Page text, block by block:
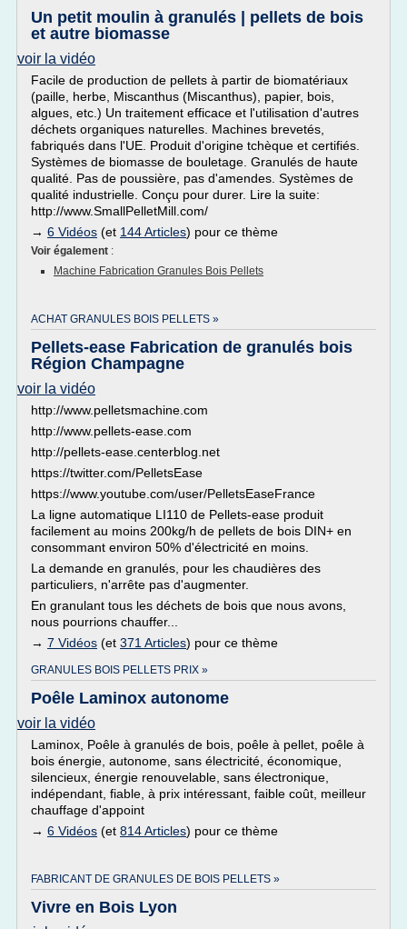
Un petit moulin à granulés | pellets de bois
et autre biomasse
voir la vidéo
Facile de production de pellets à partir de biomatériaux
(paille, herbe, Miscanthus (Miscanthus), papier, bois,
algues, etc.) Un traitement efficace et l'utilisation d'autres
déchets organiques naturelles. Machines brevetés,
fabriqués dans l'UE. Produit d'origine tchèque et certifiés.
Systèmes de biomasse de bouletage. Granulés de haute
qualité. Pas de poussière, pas d'amendes. Systèmes de
qualité industrielle. Conçu pour durer. Lire la suite:
http://www.SmallPelletMill.com/
→ 6 Vidéos (et 144 Articles) pour ce thème
Voir également :
Machine Fabrication Granules Bois Pellets
ACHAT GRANULES BOIS PELLETS »
Pellets-ease Fabrication de granulés bois
Région Champagne
voir la vidéo
http://www.pelletsmachine.com
http://www.pellets-ease.com
http://pellets-ease.centerblog.net
https://twitter.com/PelletsEase
https://www.youtube.com/user/PelletsEaseFrance
La ligne automatique LI110 de Pellets-ease produit
facilement au moins 200kg/h de pellets de bois DIN+ en
consommant environ 50% d'électricité en moins.
La demande en granulés, pour les chaudières des
particuliers, n'arrête pas d'augmenter.
En granulant tous les déchets de bois que nous avons,
nous pourrions chauffer...
→ 7 Vidéos (et 371 Articles) pour ce thème
GRANULES BOIS PELLETS PRIX »
Poêle Laminox autonome
voir la vidéo
Laminox, Poêle à granulés de bois, poêle à pellet, poêle à
bois énergie, autonome, sans électricité, économique,
silencieux, énergie renouvelable, sans électronique,
indépendant, fiable, à prix intéressant, faible coût, meilleur
chauffage d'appoint
→ 6 Vidéos (et 814 Articles) pour ce thème
FABRICANT DE GRANULES DE BOIS PELLETS »
Vivre en Bois Lyon